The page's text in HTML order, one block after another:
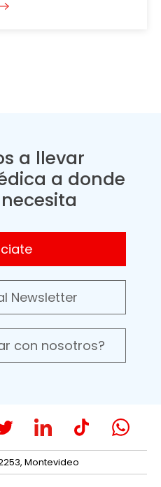
a llevar
a donde
Newsletter
con nosotros?
Montevideo